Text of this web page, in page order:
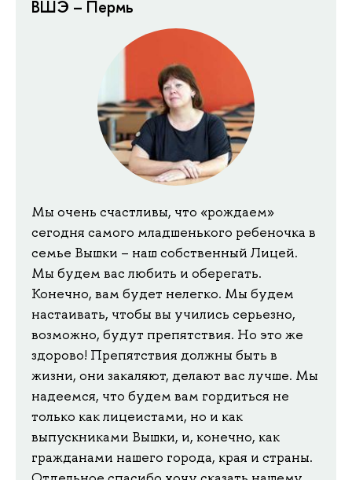
ВШЭ – Пермь
Мы очень счастливы, что «рождаем»
сегодня самого младшенького ребеночка в
семье Вышки – наш собственный Лицей.
Мы будем вас любить и оберегать.
Конечно, вам будет нелегко. Мы будем
настаивать, чтобы вы учились серьезно,
возможно, будут препятствия. Но это же
здорово! Препятствия должны быть в
жизни, они закаляют, делают вас лучше. Мы
надеемся, что будем вам гордиться не
только как лицеистами, но и как
выпускниками Вышки, и, конечно, как
гражданами нашего города, края и страны.